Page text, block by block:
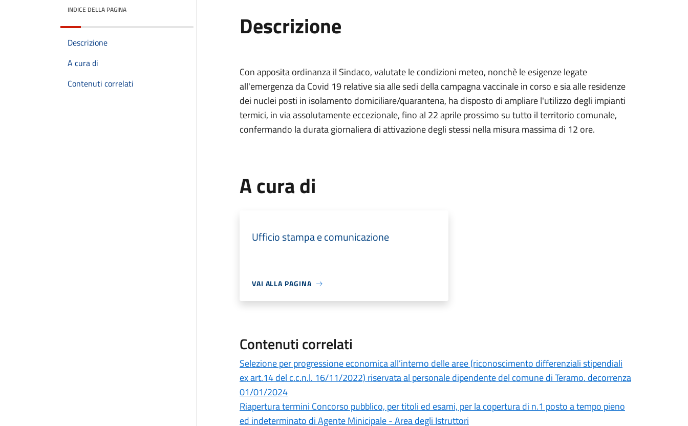
INDICE DELLA PAGINA
Descrizione
A cura di
Contenuti correlati
Descrizione
Con apposita ordinanza il Sindaco, valutate le condizioni meteo, nonchè le esigenze legate
all'emergenza da Covid 19 relative sia alle sedi della campagna vaccinale in corso e sia alle residenze
dei nuclei posti in isolamento domiciliare/quarantena, ha disposto di ampliare l'utilizzo degli impianti
termici, in via assolutamente eccezionale, fino al 22 aprile prossimo su tutto il territorio comunale,
confermando la durata giornaliera di attivazione degli stessi nella misura massima di 12 ore.
A cura di
Ufficio stampa e comunicazione
VAI ALLA PAGINA
Contenuti correlati
Selezione per progressione economica all’interno delle aree (riconoscimento differenziali stipendiali
ex art.14 del c.c.n.l. 16/11/2022) riservata al personale dipendente del comune di Teramo. decorrenza
01/01/2024
Riapertura termini Concorso pubblico, per titoli ed esami, per la copertura di n.1 posto a tempo pieno
ed indeterminato di Agente Minicipale - Area degli Istruttori